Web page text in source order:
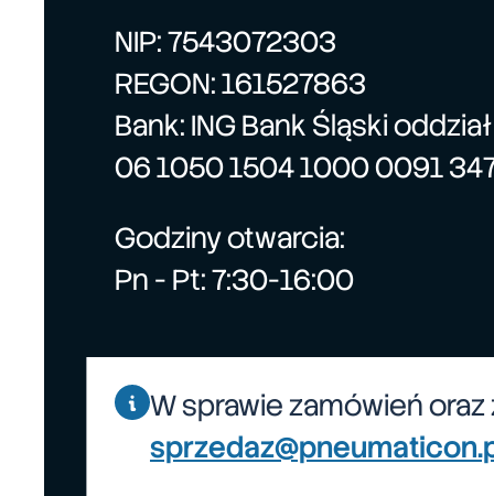
NIP: 7543072303
REGON: 161527863
Bank: ING Bank Śląski
06 1050 1504 1000 0091
Godziny otwarcia:
Pn - Pt: 7:30-16:00
W sprawie zamówień